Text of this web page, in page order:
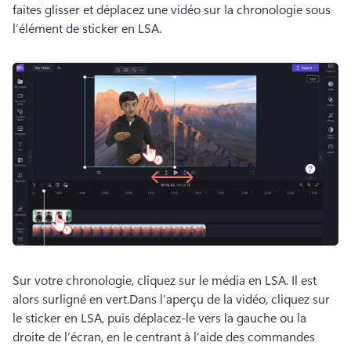
faites glisser et déplacez une vidéo sur la chronologie sous
l’élément de sticker en LSA.
Sur votre chronologie, cliquez sur le média en LSA. Il est
alors surligné en vert.Dans l’aperçu de la vidéo, cliquez sur
le sticker en LSA, puis déplacez-le vers la gauche ou la
droite de l’écran, en le centrant à l’aide des commandes